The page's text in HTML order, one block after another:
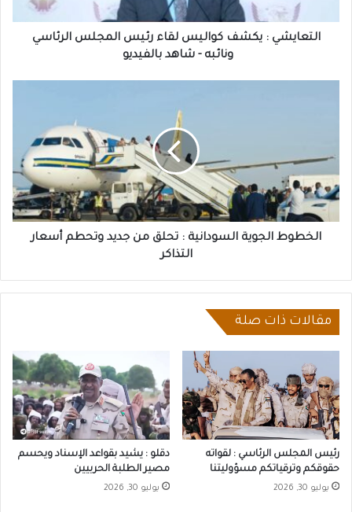
ونائبه
التعايشي : يكشف كواليس لقاء رئيس المجلس الرئاسي
ونائبه - شاهد بالفيديو
جديد
وتحطم
أسعار
التذاكرالخطوط الجوية السودانية : تحلق من جديد وتحطم أسعار
التذاكر
مقالات ذات صلة
رئيس المجلس الرئاسي : لقواته
حقوقكم وترقياتكم مسؤوليتنا
يوليو 30, 2026
دقلو : يشيد بقواعد الإسناد ويحسم
مصير الطلبة الحربيين
يوليو 30, 2026